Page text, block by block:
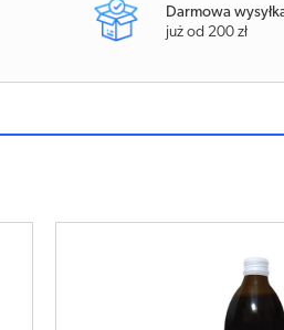
Darmowa
już od 200 zł